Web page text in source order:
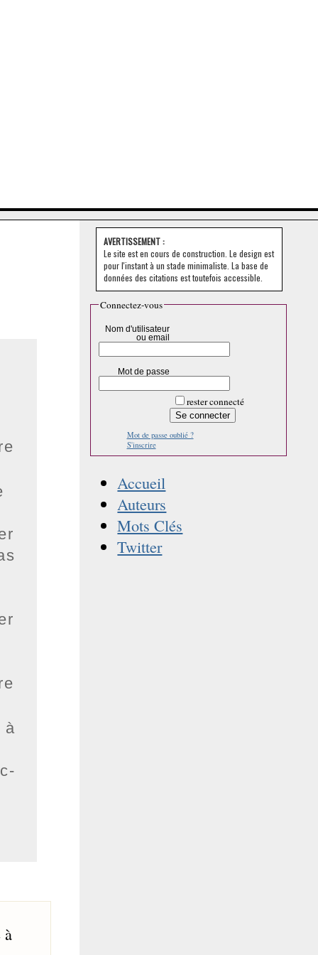
à
à
AVERTISSEMENT :
Le site est en cours de construction. Le design est
pour l'instant à un stade minimaliste. La base de
données des citations est toutefois accessible.
Connectez-vous
Nom d'utilisateur
ou email
Mot de passe
rester connecté
Mot de passe oublié ?
S'inscrire
Accueil
Auteurs
Mots Clés
Twitter